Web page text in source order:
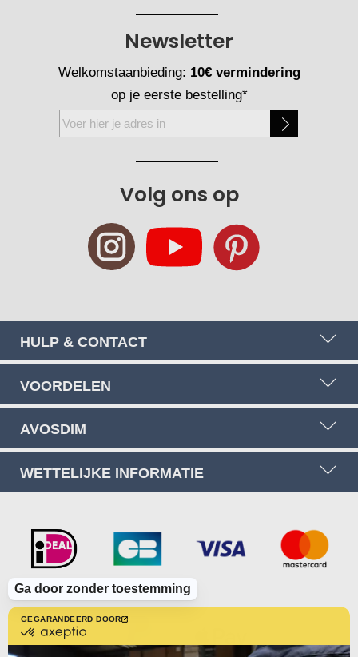
GEGARANDEERD DOOR
Ga door zonder toestemming
Volg ons op
Newsletter
Welkomstaanbieding: 10€ vermindering
op je eerste bestelling*
Abonneer
u
HULP & CONTACT
VOORDELEN
AVOSDIM
WETTELIJKE INFORMATIE